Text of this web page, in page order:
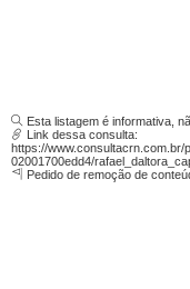
Esta listagem é informativa,
Link dessa consulta:
https://www.consultacrn.com.br/
02001700edd4/
Pedido de remoção de